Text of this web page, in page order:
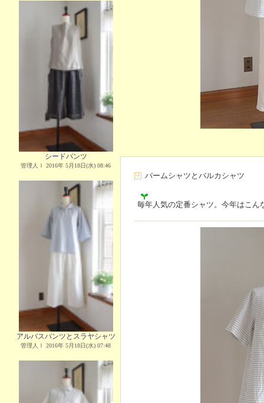
シードパンツ
管理人Ｉ 2016年 5月18日(水) 08:46
アルバスパンツとスラヤシャツ
管理人Ｉ 2016年 5月18日(水) 07:48
バームシャツとバルカシャツ
毎年人気の定番シャツ。今年はこん